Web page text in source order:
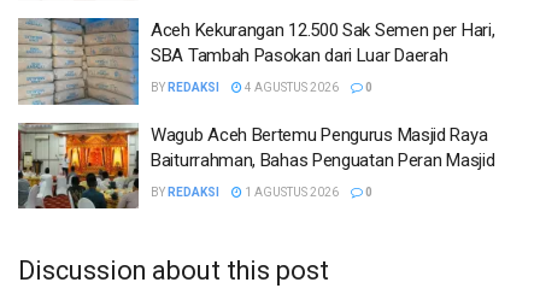
Aceh Kekurangan 12.500 Sak Semen per Hari,
SBA Tambah Pasokan dari Luar Daerah
BY REDAKSI 4 AGUSTUS 2026 0
Wagub Aceh Bertemu Pengurus Masjid Raya
Baiturrahman, Bahas Penguatan Peran Masjid
BY REDAKSI 1 AGUSTUS 2026 0
Discussion about this post